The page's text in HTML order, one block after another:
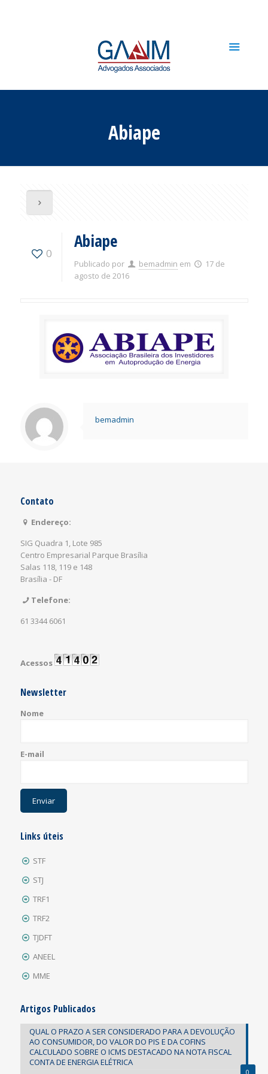
Abiape
0
Abiape
Publicado por bemadmin em
17 de
agosto de 2016
bemadmin
Contato
Endereço:
SIG Quadra 1, Lote 985
Centro Empresarial Parque Brasília
Salas 118, 119 e 148
Brasília - DF
Telefone:
61 3344 6061
Acessos
Newsletter
Nome
E-mail
Links úteis
STF
STJ
TRF1
TRF2
TJDFT
ANEEL
MME
Artigos Publicados
0
QUAL O PRAZO A SER CONSIDERADO PARA A DEVOLUÇÃO
AO CONSUMIDOR, DO VALOR DO PIS E DA COFINS
CALCULADO SOBRE O ICMS DESTACADO NA NOTA FISCAL
CONTA DE ENERGIA ELÉTRICA